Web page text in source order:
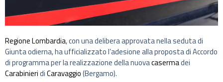
Regione Lombardia, con una delibera approvata nella seduta di
Giunta odierna, ha ufficializzato l’adesione alla proposta di Accordo
di programma per la realizzazione della nuovacasermadei
CarabinieridiCaravaggio(Bergamo).